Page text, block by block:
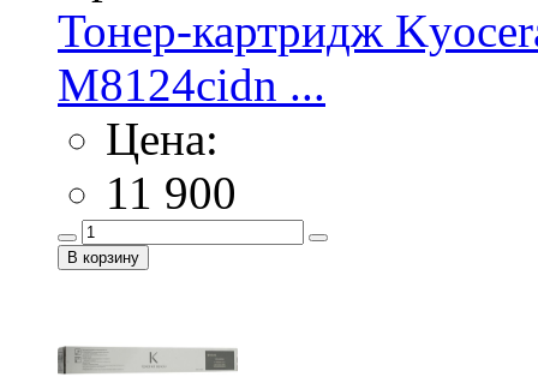
Тонер-картридж
M8124cidn ...
Цена:
11 900